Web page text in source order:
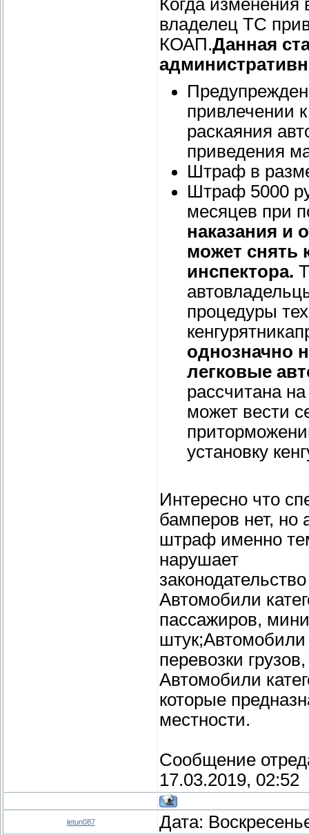
Когда изменения
владелец ТС
КОАП.Данная
привлечении
раскаяния
приведения
Штраф в
Штраф 5000
месяцев при
наказания и
может снять
инспектора.
процедуры
однозначно
легковые
рассчитана
может вести
установку
Интересно что
бамперов нет, но
штраф именно
нарушает
Автомобили
пассажиров,
штук;Автомобили
перевозки
Автомобили
которые
местности.
Сообщение
17.03.2019, 02:52
letun087 Дата: